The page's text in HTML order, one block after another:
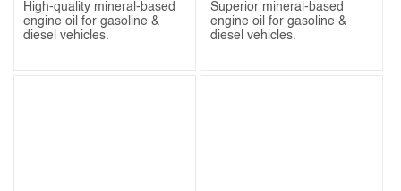
High-quality mineral-based
engine oil for gasoline &
diesel vehicles.
Superior mineral-based
engine oil for gasoline &
diesel vehicles.